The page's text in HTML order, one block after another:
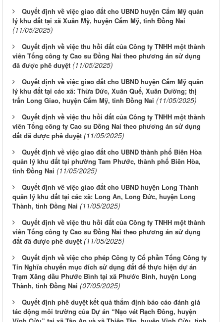
Quyết định về việc giao đất cho UBND huyện Cẩm Mỹ quản
lý khu đất tại xã Xuân Mỹ, huyện Cẩm Mỹ, tỉnh Đồng Nai
(11/05/2025)
Quyết định về việc thu hồi đất của Công ty TNHH một thành
viên Tổng công ty Cao su Đồng Nai theo phương án sử dụng
đã được phê duyệt (11/05/2025)
Quyết định về việc giao đất cho UBND huyện Cẩm Mỹ quản
lý khu đất tại các xã: Thừa Đức, Xuân Quế, Xuân Đường; thị
trấn Long Giao, huyện Cẩm Mỹ, tỉnh Đồng Nai (11/05/2025)
Quyết định về việc thu hồi đất của Công ty TNHH một thành
viên Tổng công ty Cao su Đồng Nai theo phương án sử dụng
đất đã được phê duyệt (11/05/2025)
Quyết định về việc giao đất cho UBND thành phố Biên Hòa
quản lý khu đất tại phường Tam Phước, thành phố Biên Hòa,
tỉnh Đồng Nai (11/05/2025)
Quyết định về việc giao đất cho UBND huyện Long Thành
quản lý khu đất tại các xã: Long An, Long Đức, huyện Long
Thành, tỉnh Đồng Nai (11/05/2025)
Quyết định về việc thu hồi đất của Công ty TNHH một thành
viên Tổng công ty Cao su Đồng Nai theo phương án sử dụng
đất đã được phê duyệt (11/05/2025)
Quyết định về việc cho phép Công ty Cổ phần Tổng Công ty
Tín Nghĩa chuyển mục đích sử dụng đất để thực hiện dự án
Trạm Xăng dầu Phước Bình tại xã Phước Bình, huyện Long
Thành, tỉnh Đồng Nai (07/05/2025)
Quyết định phê duyệt kết quả thẩm định báo cáo đánh giá
tác động môi trường của Dự án “Nạo vét Rạch Đông, huyện